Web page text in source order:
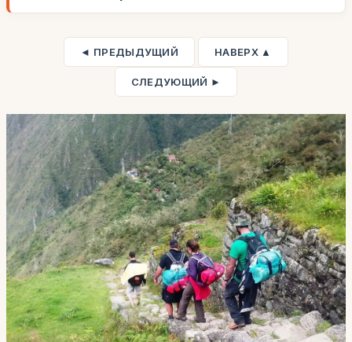
◄ ПРЕДЫДУЩИЙ НАВЕРХ ▲
СЛЕДУЮЩИЙ ►